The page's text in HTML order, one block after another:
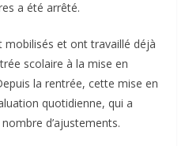
a été arrêté.
mobilisés et ont travaillé déjà
scolaire à la mise en
la rentrée, cette mise en
quotidienne, qui a
d’ajustements.